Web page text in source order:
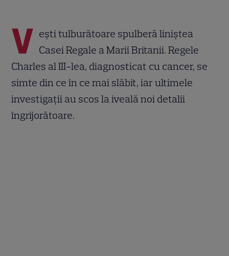
V ești tulburătoare spulberă liniștea
Casei Regale a Marii Britanii. Regele
Charles al III-lea, diagnosticat cu cancer, se
simte din ce în ce mai slăbit, iar ultimele
investigații au scos la iveală noi detalii
îngrijorătoare.